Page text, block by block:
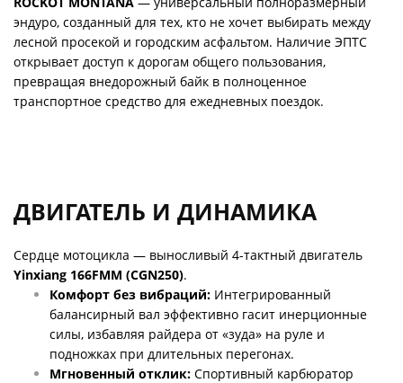
эндуро, созданный для тех, кто не хочет выбирать между
лесной просекой и городским асфальтом. Наличие ЭПТС
открывает доступ к дорогам общего пользования,
превращая внедорожный байк в полноценное
транспортное средство для ежедневных поездок.
ДВИГАТЕЛЬ И ДИНАМИКА
Сердце мотоцикла — выносливый 4-тактный двигатель
Yinxiang 166FMM (CGN250).
Комфорт без вибраций: Интегрированный
балансирный вал эффективно гасит инерционные
силы, избавляя райдера от «зуда» на руле и
подножках при длительных перегонах.
Мгновенный отклик: Спортивный карбюратор